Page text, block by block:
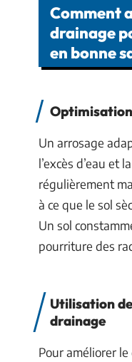
Comment
drainage
en bonne
Un arrosage
l’excès d’eau et
régulièrement
à ce que le sol
Un sol
pourriture des
Utilisation
drainage
Pour améliorer